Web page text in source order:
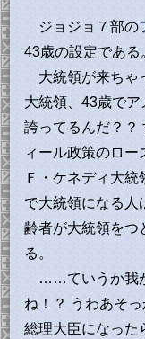
ジョジョ７部の
43歳の設定である
大統領が来ちゃ
大統領、43歳で
誇ってるんだ？
ィール政策のロー
Ｆ・ケネディ大
で大統領になる人
齢者が大統領をつ
る。
……ていうか我が
ね！？ うわあそ
総理大臣になっ